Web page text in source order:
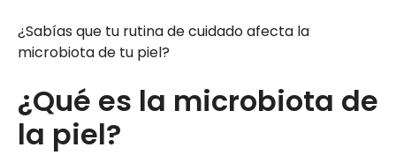
¿Sabías que tu rutina de cuidado afecta la
microbiota de tu piel?
¿Qué es la microbiota de
la piel?